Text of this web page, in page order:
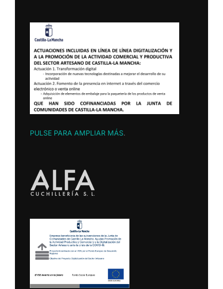
PULSE PARA AMPLIAR MÁS.